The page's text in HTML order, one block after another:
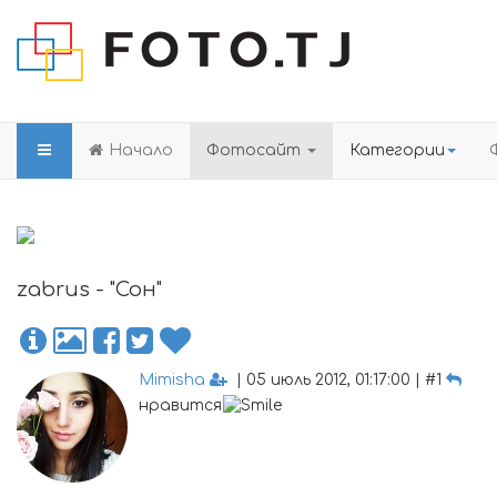
Начало Фотосайт Категории
zabrus - "Сон"
Mimisha
| 05 июль 2012, 01:17:00 | #1
нравится